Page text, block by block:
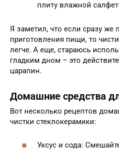
плиту влажной
Я заметил, что если сразу же
приготовления пищи, то
легче. А еще, стараюсь
гладким дном – это
царапин.
Домашние средства
Вот несколько рецептов
чистки стеклокерамики:
Уксус и сода: